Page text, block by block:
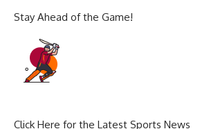
Stay Ahead of the Game!
Click Here for the Latest Sports News